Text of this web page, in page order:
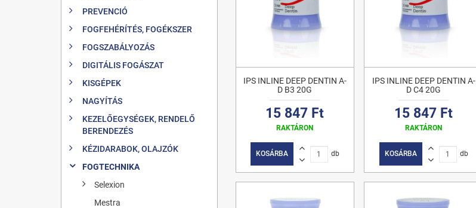
PREVENCIÓ
FOGFEHÉRÍTÉS, FOGÉKSZER
FOGSZABÁLYOZÁS
DIGITÁLIS FOGÁSZAT
KISGÉPEK
NAGYÍTÁS
KEZELŐEGYSÉGEK, RENDELŐ
BERENDEZÉS
KÉZIDARABOK, OLAJZÓK
FOGTECHNIKA
Selexion
Mestra
IPS INLINE DEEP DENTIN A-
D B3 20G
15 847 Ft
RAKTÁRON
KOSÁRBA db
IPS INLINE DEEP DENTIN A-
D C4 20G
15 847 Ft
RAKTÁRON
KOSÁRBA db